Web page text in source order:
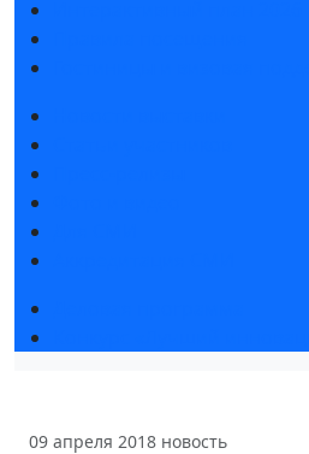
09 апреля 2018 новость